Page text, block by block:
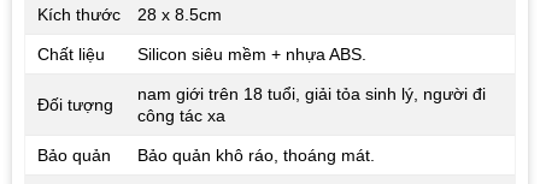
Kích thước 28 x 8.5cm
Chất liệu Silicon siêu mềm + nhựa ABS.
Đối tượng
nam giới trên 18 tuổi, giải tỏa sinh lý, người đi
công tác xa
Bảo quản Bảo quản khô ráo, thoáng mát.